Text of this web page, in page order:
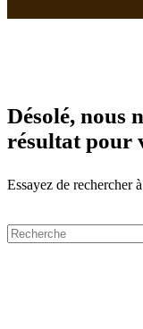
Désolé, nous
résultat pour
Essayez de rechercher